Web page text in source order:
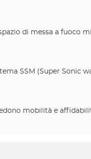
di messa a fuoco
SSM (Super Sonic
mobilità e